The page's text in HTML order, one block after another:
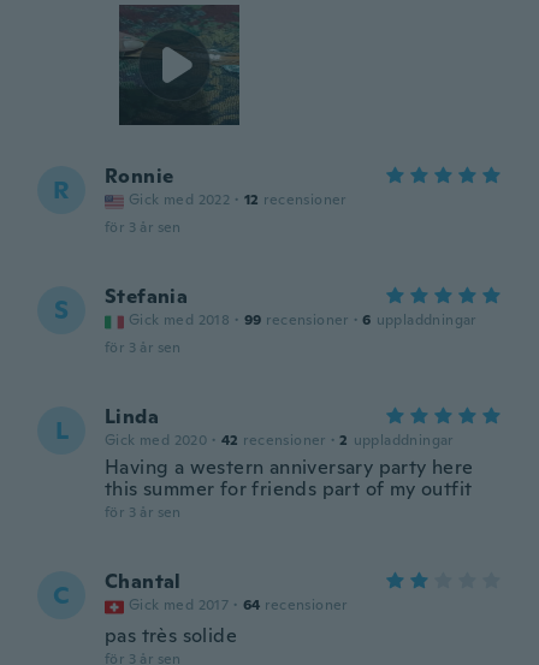
R Ronnie
Gick med 2022 · 12 recensioner
för 3 år sen
S Stefania
Gick med 2018 · 99 recensioner · 6 uppladdningar
för 3 år sen
L Linda
Gick med 2020 · 42 recensioner · 2 uppladdningar
Having a western anniversary party here
this summer for friends part of my outfit
för 3 år sen
C Chantal
Gick med 2017 · 64 recensioner
pas très solide
för 3 år sen